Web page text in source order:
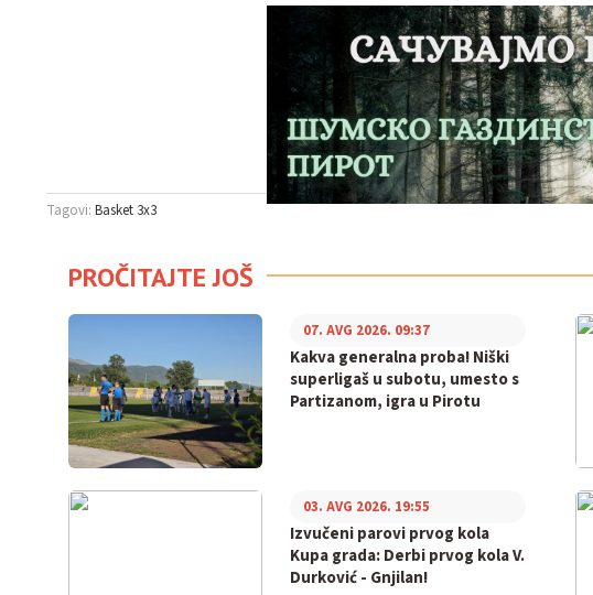
Tagovi: Basket 3x3
PROČITAJTE JOŠ
Kakva generalna proba! Niški
superligaš u subotu, umesto s
Partizanom, igra u Pirotu
07. AVG 2026. 09:37
Izvučeni parovi prvog kola
Kupa grada: Derbi prvog kola V.
Durković - Gnjilan!
03. AVG 2026. 19:55